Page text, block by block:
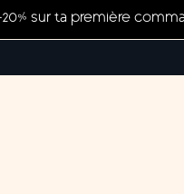
20% sur ta première